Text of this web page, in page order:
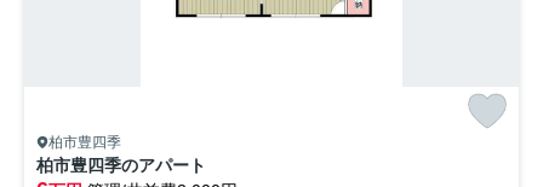
柏市豊四季
柏市豊四季のアパート